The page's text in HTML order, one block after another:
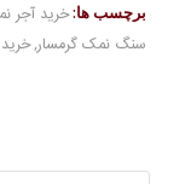
برچسب ها: خرید آجر
سنگ نمک گرمسار,